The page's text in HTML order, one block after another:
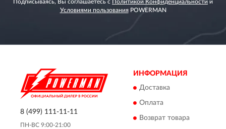
Подписываясь, Вы соглашаетесь с Политикой Конфиденциальности и
Условиями пользованияPOWERMAN
8 (499) 111-11-11
ПН-ВС 9:00-21:00
ИНФОРМАЦИЯ
Доставка
Оплата
Возврат товара